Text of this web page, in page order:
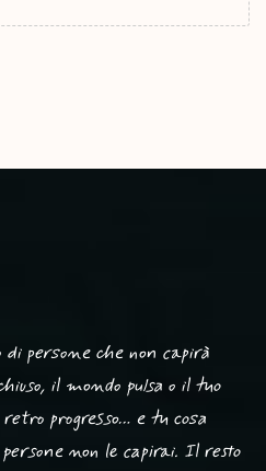
di persone che non capirà
il mondo pulsa o il tuo
progresso… e tu cosa
non le capirai. Il resto